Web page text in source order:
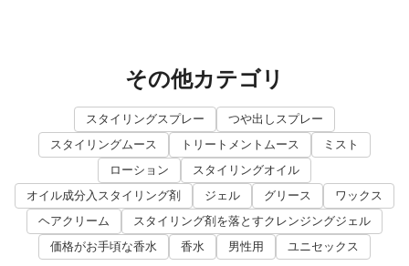
その他カテゴリ
スタイリングスプレー
つや出しスプレー
スタイリングムース
トリートメントムース
ミスト
ローション
スタイリングオイル
オイル成分入スタイリング剤
ジェル グリース
ワックス
ヘアクリーム
スタイリング剤を落とすクレンジングジェル
価格がお手頃な香水
香水 男性用 ユニセックス